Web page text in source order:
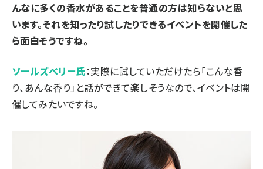
んなに多くの香水があることを普通の方は知らないと思
います。それを知ったり試したりできるイベントを開催した
ら面白そうですね。
ソールズベリー氏：実際に試していただけたら「こんな香
り、あんな香り」と話ができて楽しそうなので、イベントは開
催してみたいですね。